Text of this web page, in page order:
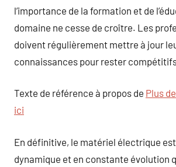
l’importance de la formation et de
domaine ne cesse de croître. Les
doivent régulièrement mettre à jour
connaissances pour rester
Texte de référence à propos de Plus
ici
En définitive, le matériel électrique
dynamique et en constante évolution